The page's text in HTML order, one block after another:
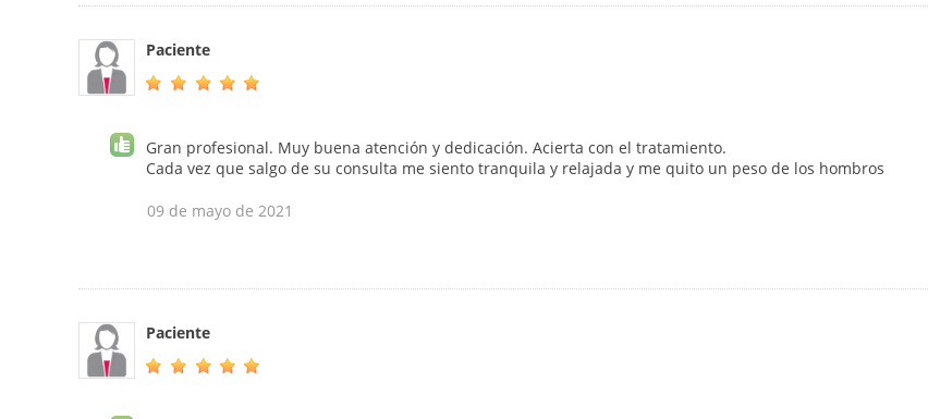
Paciente
Gran profesional. Muy buena atención y dedicación. Acierta con el tratamiento.
Cada vez que salgo de su consulta me siento tranquila y relajada y me quito un peso de los hombros
09 de mayo de 2021
Paciente